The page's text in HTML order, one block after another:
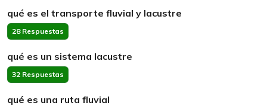
qué es el transporte fluvial y lacustre
28 Respuestas
qué es un sistema lacustre
32 Respuestas
qué es una ruta fluvial